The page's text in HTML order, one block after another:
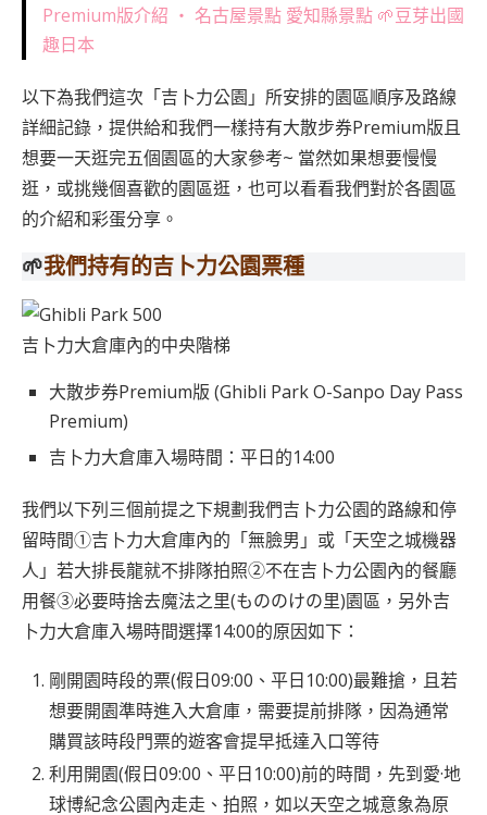
Premium版介紹 ‧ 名古屋景點 愛知縣景點 🌱豆芽出國
趣日本
以下為我們這次「吉卜力公園」所安排的園區順序及路線
詳細記錄，提供給和我們一樣持有大散步券Premium版且
想要一天逛完五個園區的大家參考~ 當然如果想要慢慢
逛，或挑幾個喜歡的園區逛，也可以看看我們對於各園區
的介紹和彩蛋分享。
🌱我們持有的吉卜力公園票種
吉卜力大倉庫內的中央階梯
大散步券Premium版 (Ghibli Park O-Sanpo Day Pass
Premium)
吉卜力大倉庫入場時間：平日的14:00
我們以下列三個前提之下規劃我們吉卜力公園的路線和停
留時間①吉卜力大倉庫內的「無臉男」或「天空之城機器
人」若大排長龍就不排隊拍照②不在吉卜力公園內的餐廳
用餐③必要時捨去魔法之里(もののけの里)園區，另外吉
卜力大倉庫入場時間選擇14:00的原因如下：
剛開園時段的票(假日09:00、平日10:00)最難搶，且若
想要開園準時進入大倉庫，需要提前排隊，因為通常
購買該時段門票的遊客會提早抵達入口等待
利用開園(假日09:00、平日10:00)前的時間，先到愛·地
球博紀念公園內走走、拍照，如以天空之城意象為原